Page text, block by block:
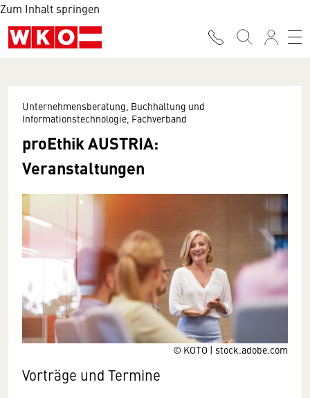
Zum Inhalt springen
© KOTO | stock.adobe.com
Unternehmensberatung, Buchhaltung und
Informationstechnologie, Fachverband
proEthik AUSTRIA:
Veranstaltungen
Vorträge und Termine